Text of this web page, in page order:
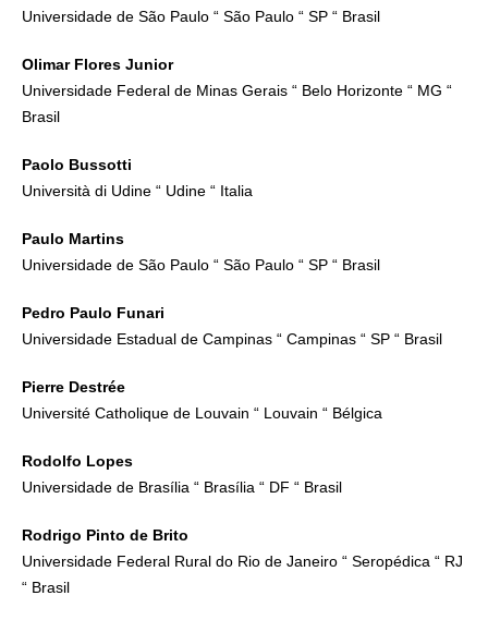
Universidade de São Paulo “ São Paulo “ SP “ Brasil
Olimar Flores Junior
Universidade Federal de Minas Gerais “ Belo Horizonte “ MG “
Brasil
Paolo Bussotti
Università di Udine “ Udine “ Italia
Paulo Martins
Universidade de São Paulo “ São Paulo “ SP “ Brasil
Pedro Paulo Funari
Universidade Estadual de Campinas “ Campinas “ SP “ Brasil
Pierre Destrée
Université Catholique de Louvain “ Louvain “ Bélgica
Rodolfo Lopes
Universidade de Brasília “ Brasília “ DF “ Brasil
Rodrigo Pinto de Brito
Universidade Federal Rural do Rio de Janeiro “ Seropédica “ RJ
“ Brasil